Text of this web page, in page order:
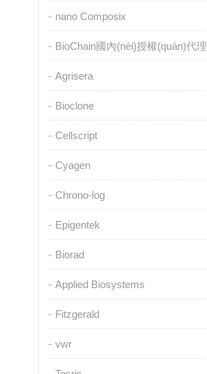
nano Composix
BioChain國內(nèi)授權(quán)代理
Agrisera
Bioclone
Cellscript
Cyagen
Chrono-log
Epigentek
Biorad
Applied Biosystems
Fitzgerald
vwr